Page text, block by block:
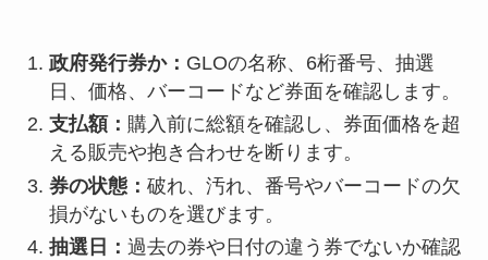
政府発行券か： GLOの名称、6桁番号、抽選
日、価格、バーコードなど券面を確認します。
支払額： 購入前に総額を確認し、券面価格を超
える販売や抱き合わせを断ります。
券の状態： 破れ、汚れ、番号やバーコードの欠
損がないものを選びます。
抽選日： 過去の券や日付の違う券でないか確認